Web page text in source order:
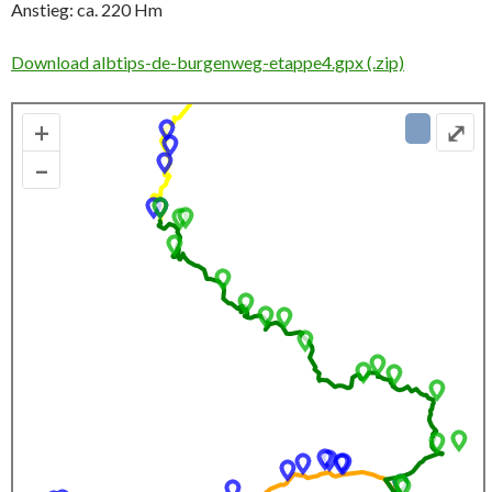
Anstieg: ca. 220 Hm
Download albtips-de-burgenweg-etappe4.gpx (.zip)
+
–
⤢